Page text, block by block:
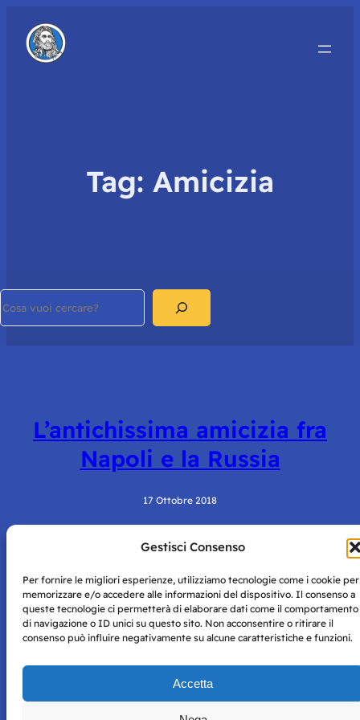
Gestisci Consenso
Per fornire le migliori esperienze, utilizziamo tecnologie come i cookie per
memorizzare e/o accedere alle informazioni del dispositivo. Il consenso a
queste tecnologie ci permetterà di elaborare dati come il comportamento
di navigazione o ID unici su questo sito. Non acconsentire o ritirare il
consenso può influire negativamente su alcune caratteristiche e funzioni.
Accetta
Tag: Amicizia
L’antichissima amicizia fra
Napoli e la Russia
17 Ottobre 2018
Napoli con autorizzazione numero 38 del 25/9/2019.
Tutte le immagini e i contenuti su questo sito sono forniti